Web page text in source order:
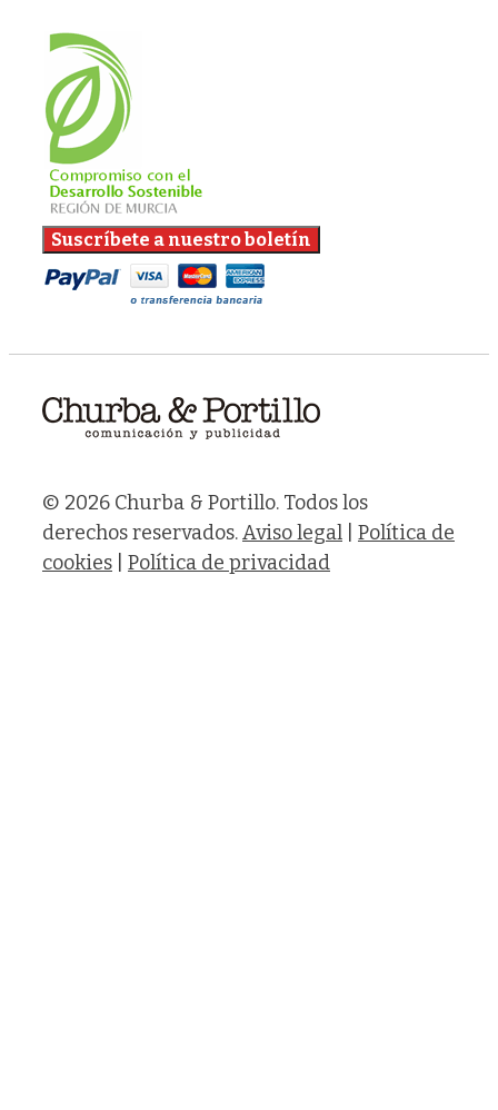
© 2026 Churba & Portillo. Todos los
derechos reservados.Aviso legal
Política de
cookies
Política de privacidad